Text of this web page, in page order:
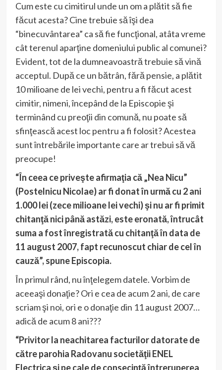
Cum este cu cimitirul unde un om a plătit să fie
făcut acesta? Cine trebuie să îşi dea
“binecuvântarea” ca să fie funcţional, atâta vreme
cât terenul aparţine domeniului public al comunei?
Evident, tot de la dumneavoastră trebuie să vină
acceptul. După ce un bătrân, fără pensie, a plătit
10 milioane de lei vechi, pentru a fi făcut acest
cimitir, nimeni, începând de la Episcopie şi
terminând cu preoţii din comună, nu poate să
sfinţească acest loc pentru a fi folosit? Acestea
sunt întrebările importante care ar trebui să vă
preocupe!
“În ceea ce priveşte afirmaţia că „Nea Nicu”
(Postelnicu Nicolae) ar fi donat în urmă cu 2 ani
1.000 lei (zece milioane lei vechi) şi nu ar fi primit
chitanţă nici până astăzi, este eronată, întrucât
suma a fost înregistrată cu chitanţă în data de
11 august 2007, fapt recunoscut chiar de cel în
cauză”, spune Episcopia.
În primul rând, nu înţelegem datele. Vorbim de
aceeaşi donaţie? Ori e cea de acum 2 ani, de care
scriam şi noi, ori e o donaţie din 11 august 2007…
adică de acum 8 ani???
“Privitor la neachitarea facturilor datorate de
către parohia Radovanu societăţii ENEL
Electrica şi pe cale de consecinţă întreruperea